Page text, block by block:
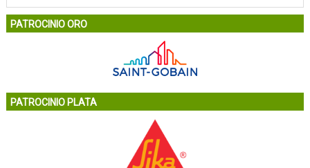
PATROCINIO ORO
PATROCINIO PLATA